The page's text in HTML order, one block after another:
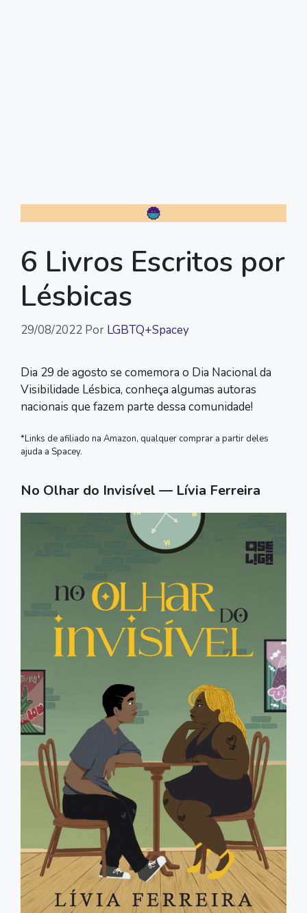
6 Livros Escritos por
Lésbicas
29/08/2022 Por LGBTQ+Spacey
Dia 29 de agosto se comemora o Dia Nacional da
Visibilidade Lésbica, conheça algumas autoras
nacionais que fazem parte dessa comunidade!
*Links de afiliado na Amazon, qualquer comprar a partir deles
ajuda a Spacey.
No Olhar do Invisível — Lívia Ferreira